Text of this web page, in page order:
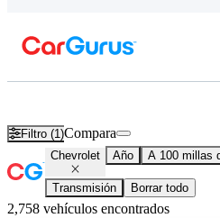
Filtro (1)Compara
Chevrolet Año A 100 millas
Transmisión Borrar todo
2,758 vehículos encontrados